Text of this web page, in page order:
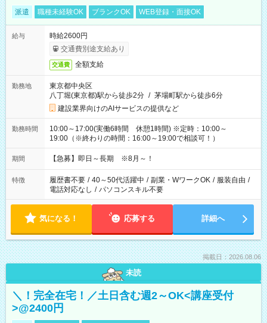
派遣 職種未経験OK ブランクOK WEB登録・面接OK
給与
時給2600円
交通費別途支給あり
交通費 全額支給
勤務地
東京都中央区
八丁堀(東京都)駅から徒歩2分 / 茅場町駅から徒歩6分
建設業界向けのAIサービスの提供など
勤務時間
10:00～17:00(実働6時間 休憩1時間) ※定時：10:00～
19:00（※終わりの時間：16:00～19:00で相談可！）
期間 【急募】即日～長期 ※8月～！
特徴 履歴書不要 / 40～50代活躍中 / 副業・WワークOK / 服装自由 /
電話対応なし / パソコンスキル不要
気になる！ 応募する 詳細へ
掲載日：2026.08.06
未読
＼！完全在宅！／土日含む週2～OK<講座受付
>@2400円